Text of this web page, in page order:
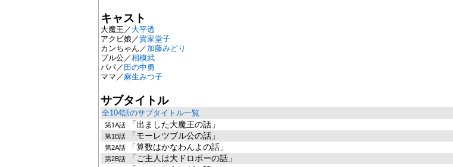
キャスト
大魔王／ 大平透
アクビ娘／貴家堂子
カンちゃん／ 加藤みどり
ブル公／相模武
パパ／ 田の中勇
ママ／ 麻生みつ子
サブタイトル
全104話のサブタイトル一覧
第1A話 「出ました大魔王の話」
第1B話 「モーレツブル公の話」
第2A話 「算数はかなわんよの話」
第2B話 「ご主人は大ドロボーの話」